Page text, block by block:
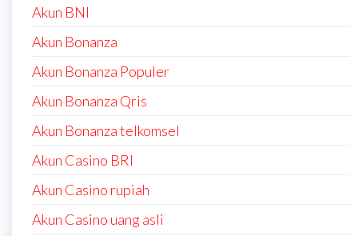
Akun BNI
Akun Bonanza
Akun Bonanza Populer
Akun Bonanza Qris
Akun Bonanza telkomsel
Akun Casino BRI
Akun Casino rupiah
Akun Casino uang asli